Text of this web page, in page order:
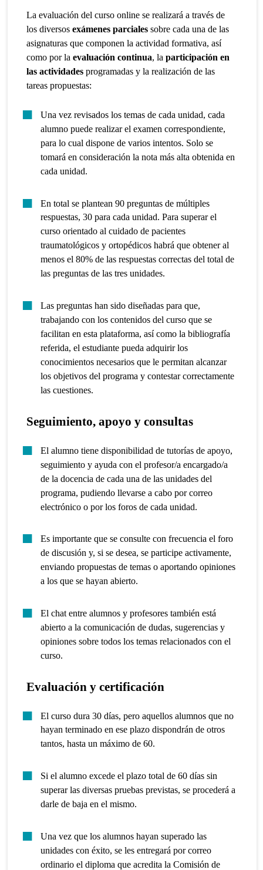
La evaluación del curso online se realizará a través de
los diversosexámenes parciales sobre cada una de las
asignaturas que componen la actividad formativa, así
como por laevaluación continua, laparticipación en
las actividades programadas y la realización de las
tareas propuestas:
Una vez revisados los temas de cada unidad, cada
alumno puede realizar el examen correspondiente,
para lo cual dispone de varios intentos. Solo se
tomará en consideración la nota más alta obtenida en
cada unidad.
En total se plantean 90 preguntas de múltiples
respuestas, 30 para cada unidad. Para superar el
curso orientado al cuidado de pacientes
traumatológicos y ortopédicos habrá que obtener al
menos el 80% de las respuestas correctas del total de
las preguntas de las tres unidades.
Las preguntas han sido diseñadas para que,
trabajando con los contenidos del curso que se
facilitan en esta plataforma, así como la bibliografía
referida, el estudiante pueda adquirir los
conocimientos necesarios que le permitan alcanzar
los objetivos del programa y contestar correctamente
las cuestiones.
Seguimiento, apoyo y consultas
El alumno tiene disponibilidad de tutorías de apoyo,
seguimiento y ayuda con el profesor/a encargado/a
de la docencia de cada una de las unidades del
programa, pudiendo llevarse a cabo por correo
electrónico o por los foros de cada unidad.
Es importante que se consulte con frecuencia el foro
de discusión y, si se desea, se participe activamente,
enviando propuestas de temas o aportando opiniones
a los que se hayan abierto.
El chat entre alumnos y profesores también está
abierto a la comunicación de dudas, sugerencias y
opiniones sobre todos los temas relacionados con el
curso.
Evaluación y certificación
El curso dura 30 días, pero aquellos alumnos que no
hayan terminado en ese plazo dispondrán de otros
tantos, hasta un máximo de 60.
Si el alumno excede el plazo total de 60 días sin
superar las diversas pruebas previstas, se procederá a
darle de baja en el mismo.
Una vez que los alumnos hayan superado las
unidades con éxito, se les entregará por correo
ordinario el diploma que acredita la Comisión de